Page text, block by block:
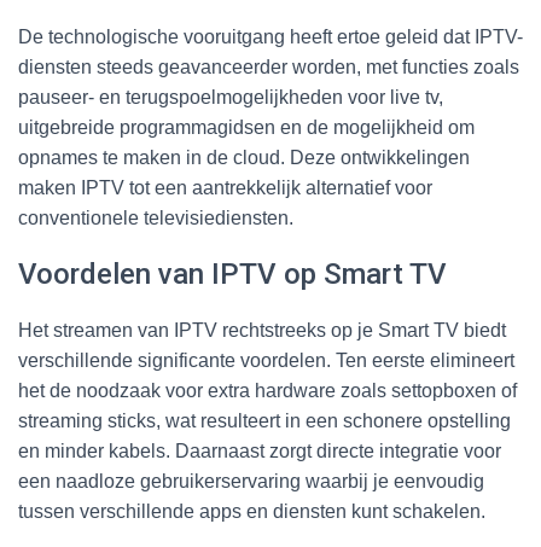
De technologische vooruitgang heeft ertoe geleid dat IPTV-
diensten steeds geavanceerder worden, met functies zoals
pauseer- en terugspoelmogelijkheden voor live tv,
uitgebreide programmagidsen en de mogelijkheid om
opnames te maken in de cloud. Deze ontwikkelingen
maken IPTV tot een aantrekkelijk alternatief voor
conventionele televisiediensten.
Voordelen van IPTV op Smart TV
Het streamen van IPTV rechtstreeks op je Smart TV biedt
verschillende significante voordelen. Ten eerste elimineert
het de noodzaak voor extra hardware zoals settopboxen of
streaming sticks, wat resulteert in een schonere opstelling
en minder kabels. Daarnaast zorgt directe integratie voor
een naadloze gebruikerservaring waarbij je eenvoudig
tussen verschillende apps en diensten kunt schakelen.